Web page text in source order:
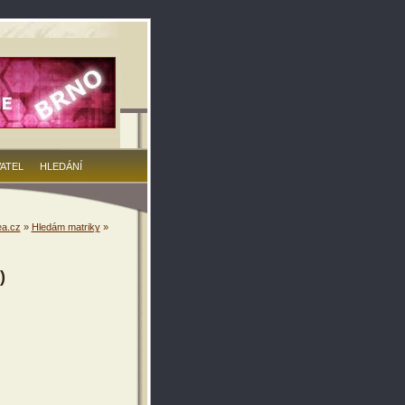
HLEDÁNÍ
» Hledám matriky»